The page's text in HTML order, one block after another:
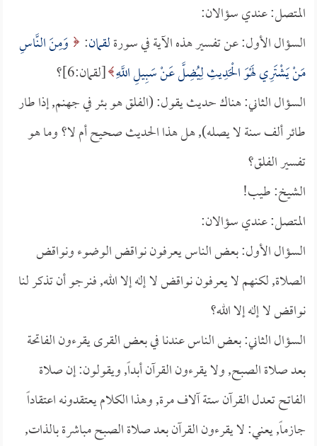
المتصل: عندي سؤالان:
السؤال الأول: عن تفسير هذه الآية في سورةلقمان:
وَمِنَ النَّاسِ
مَنْ يَشْتَرِي لَهْوَ الْحَدِيثِ لِيُضِلَّ عَنْ سَبِيلِ اللَّهِ [لقمان:6]؟
السؤال الثاني: هناك حديث يقول: (الفلق هو بئر في جهنم, إذا طار
طائر ألف سنة لا يصله), هل هذا الحديث صحيح أم لا؟ وما هو
تفسير الفلق؟
الشيخ: طيب!
المتصل: عندي سؤالان:
السؤال الأول: بعض الناس يعرفون نواقض الوضوء ونواقض
الصلاة, لكنهم لا يعرفون نواقض لا إله إلا الله, فنرجو أن تذكر لنا
نواقض لا إله إلا الله؟
السؤال الثاني: بعض الناس عندنا في بعض القرى يقرءون الفاتحة
بعد صلاة الصبح, ولا يقرءون القرآن أبداً, ويقولون: إن صلاة
الفاتح تعدل القرآن ستة آلاف مرة, وهذا الكلام يعتقدونه اعتقاداً
جازماً, يعني: لا يقرءون القرآن بعد صلاة الصبح مباشرة بالذات,